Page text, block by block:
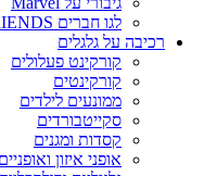
לגו חברים FRIENDS
רכיבה על גלגלים
קורקינט פעלולים
קורקינטים
ממונעים לילדים
סקייטבורדים
קסדות ומגנים
אופני איזון ואופניים